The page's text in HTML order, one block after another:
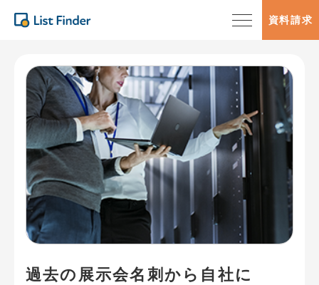
資料請求
過去の展示会名刺から自社に